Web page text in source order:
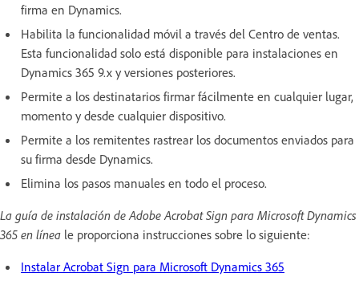
firma en Dynamics.
Habilita la funcionalidad móvil a través del Centro de ventas.
Esta funcionalidad solo está disponible para instalaciones en
Dynamics 365 9.x y versiones posteriores.
Permite a los destinatarios firmar fácilmente en cualquier lugar,
momento y desde cualquier dispositivo.
Permite a los remitentes rastrear los documentos enviados para
su firma desde Dynamics.
Elimina los pasos manuales en todo el proceso.
La guía de instalación de Adobe Acrobat Sign para Microsoft Dynamics
365 en línea le proporciona instrucciones sobre lo siguiente:
Instalar Acrobat Sign para Microsoft Dynamics 365